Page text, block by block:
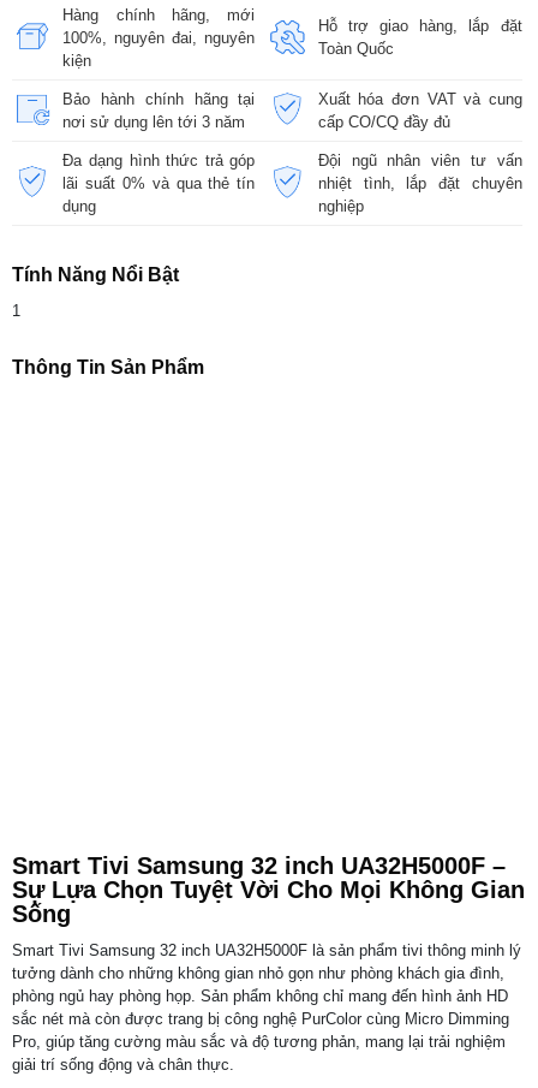
Hàng chính hãng, mới
100%, nguyên đai, nguyên
kiện
Hỗ trợ giao hàng, lắp đặt
Toàn Quốc
Bảo hành chính hãng tại
nơi sử dụng lên tới 3 năm
Xuất hóa đơn VAT và cung
cấp CO/CQ đầy đủ
Đa dạng hình thức trả góp
lãi suất 0% và qua thẻ tín
dụng
Đội ngũ nhân viên tư vấn
nhiệt tình, lắp đặt chuyên
nghiệp
Tính Năng Nổi Bật
1
Thông Tin Sản Phẩm
Smart Tivi Samsung 32 inch UA32H5000F –
Sự Lựa Chọn Tuyệt Vời Cho Mọi Không Gian
Sống
Smart Tivi Samsung 32 inch UA32H5000F là sản phẩm tivi thông minh lý
tưởng dành cho những không gian nhỏ gọn như phòng khách gia đình,
phòng ngủ hay phòng họp. Sản phẩm không chỉ mang đến hình ảnh HD
sắc nét mà còn được trang bị công nghệ PurColor cùng Micro Dimming
Pro, giúp tăng cường màu sắc và độ tương phản, mang lại trải nghiệm
giải trí sống động và chân thực.